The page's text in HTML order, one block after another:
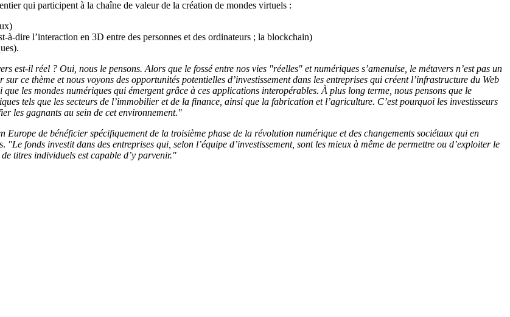
qui participent à la chaîne de valeur de la création de mondes virtuels :
à-dire l’interaction en 3D entre des personnes et des ordinateurs ; la blockchain)
est-il réel ? Oui, nous le pensons. Alors que le fossé entre nos vies "réelles" et numériques s’amenuise, le métavers n’est pas un
ce thème et nous voyons des opportunités potentielles d’investissement dans les entreprises qui créent l’infrastructure du Web
les mondes numériques qui émergent grâce à ces applications interopérables. À plus long terme, nous pensons que le
tels que les secteurs de l’immobilier et de la finance, ainsi que la fabrication et l’agriculture. C’est pourquoi les investisseurs
les gagnants au sein de cet environnement."
de bénéficier spécifiquement de la troisième phase de la révolution numérique et des changements sociétaux qui en
"Le fonds investit dans des entreprises qui, selon l’équipe d’investissement, sont les mieux à même de permettre ou d’exploiter le
titres individuels est capable d’y parvenir."